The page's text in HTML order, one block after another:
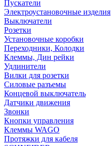
Пускатели
Электроустановочные изделия
Выключатели
Розетки
Установочные коробки
Переходники, Колодки
Клеммы, Дин рейки
Удлинители
Вилки для розетки
Силовые разъемы
Концевой выключатель
Датчики движения
Звонки
Кнопки управления
Клеммы WAGO
Протяжки для кабеля